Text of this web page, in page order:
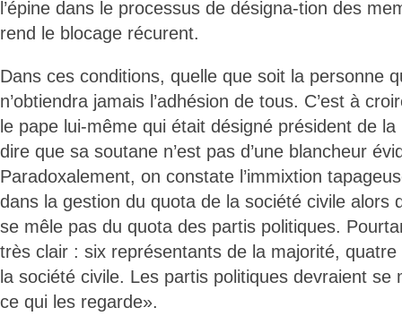
l’épine dans le processus de désigna-tion des
rend le blocage récurent.
Dans ces conditions, quelle que soit la personne
n’obtiendra jamais l’adhésion de tous. C’est à
le pape lui-même qui était désigné président de
dire que sa soutane n’est pas d’une blancheur
Paradoxalement, on constate l’immixtion
dans la gestion du quota de la société civile alors
se mêle pas du quota des partis politiques.
très clair : six représentants de la majorité, quatre
la société civile. Les partis politiques devraient se
ce qui les regarde».